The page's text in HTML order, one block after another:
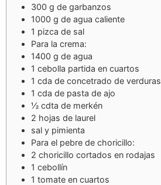
300 g de garbanzos
1000 g de agua caliente
1 pizca de sal
Para la crema:
1400 g de agua
1 cebolla partida en cuartos
1 cda de concetrado de verduras
1 cda de pasta de ajo
½ cdta de merkén
2 hojas de laurel
sal y pimienta
Para el pebre de choricillo:
2 choricillo cortados en rodajas
1 cebollín
1 tomate en cuartos